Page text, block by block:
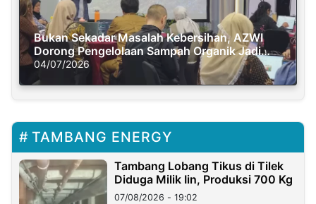
Bukan Sekadar Masalah Kebersihan, AZWI
Dorong Pengelolaan Sampah Organik Jadi
Solusi Krisis Iklim
04/07/2026
TAMBANG ENERGY
Tambang Lobang Tikus di Tilek
Diduga Milik Iin, Produksi 700 Kg
07/08/2026 - 19:02